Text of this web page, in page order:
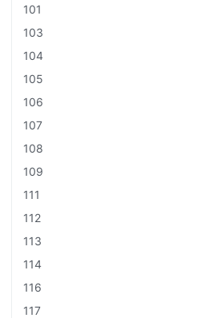
101
103
104
105
106
107
108
109
111
112
113
114
116
117